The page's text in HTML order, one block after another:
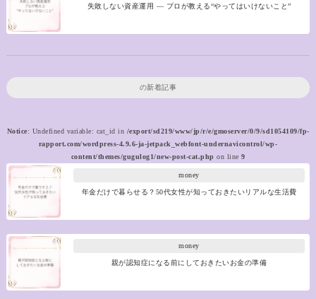
失敗しない資産運用 ― プロが教える“やってはいけないこと”
の新着記事
Notice: Undefined variable: cat_id in /export/sd219/www/jp/r/e/gmoserver/0/9/sd1054109/fp-
rapport.com/wordpress-4.9.6-ja-jetpack_webfont-undernavicontrol/wp-
content/themes/gugulog1/new-post-cat.php on line 9
money
年金だけで暮らせる？50代女性が知っておきたいリアルな生活費
money
親が認知症になる前にしておきたいお金の準備